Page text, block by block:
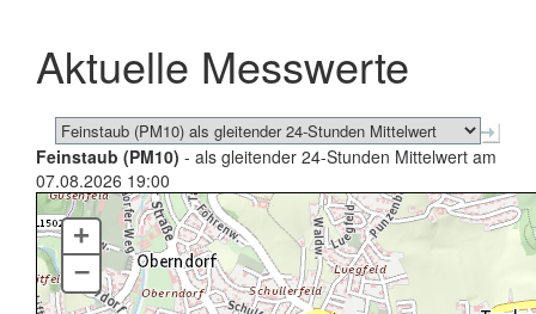
schließen
Aktuelle Messwerte
Feinstaub (PM10) - als gleitender 24-Stunden Mittelwert am
07.08.2026 19:00
+
–